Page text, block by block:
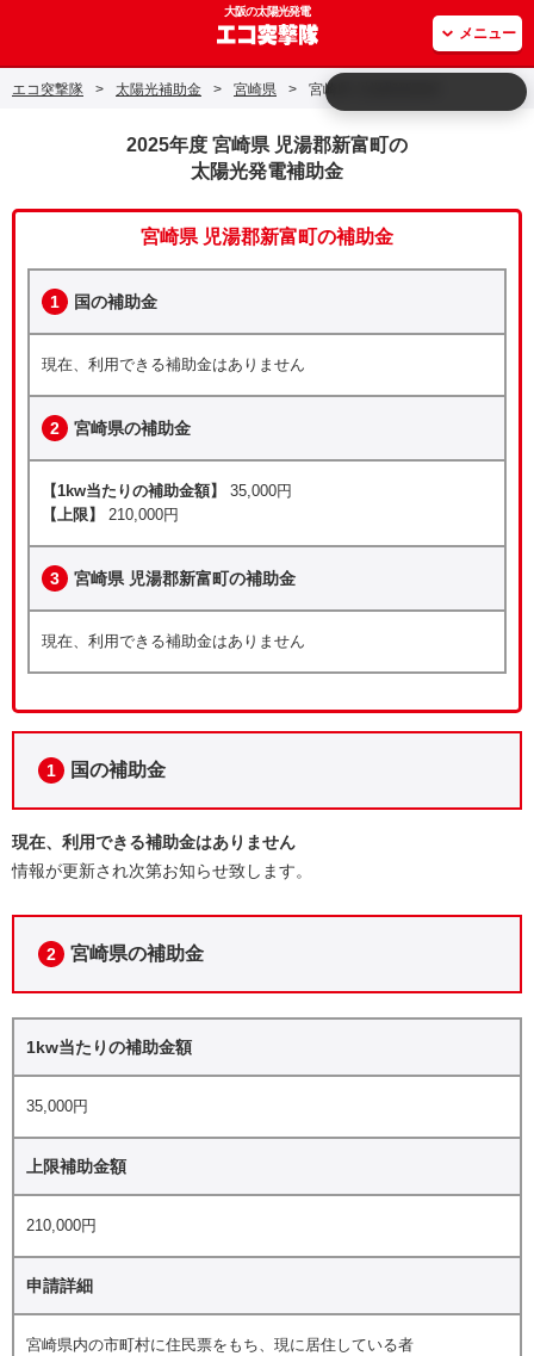
大阪の太陽光発電
メニュー
エコ突撃隊 > 太陽光補助金 > 宮崎県 > 宮崎県 児湯郡新富町
2025年度 宮崎県 児湯郡新富町の
太陽光発電補助金
宮崎県 児湯郡新富町の補助金
1 国の補助金
現在、利用できる補助金はありません
2 宮崎県の補助金
【1kw当たりの補助金額】
35,000円
【上限】
210,000円
3 宮崎県 児湯郡新富町の補助金
現在、利用できる補助金はありません
1 国の補助金
現在、利用できる補助金はありません
情報が更新され次第お知らせ致します。
2 宮崎県の補助金
1kw当たりの補助金額
35,000円
上限補助金額
210,000円
申請詳細
宮崎県内の市町村に住民票をもち、現に居住している者